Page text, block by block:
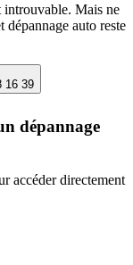
introuvable. Mais ne
dépannage auto reste
16 39
dépannage
accéder directement